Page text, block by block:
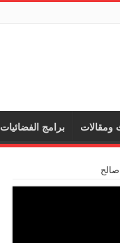
ومقالات برامج الفضائيات